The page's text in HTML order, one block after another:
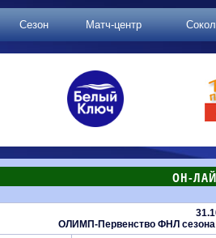
Сезон Матч-центр
ОН-
ОЛИМП-Первенство ФНЛ сезона